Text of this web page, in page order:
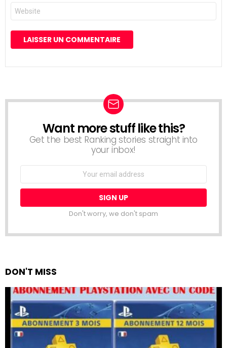
Site
web
NEWSLETTER
Want more stuff like this?
Get the best Ranking stories straight into
your inbox!
Email
Don't worry, we don't spam
DON'T MISS